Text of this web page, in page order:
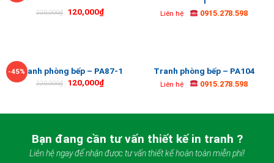
220,000₫ 120,000₫ Liên hệ 0915.278.598
-45%Tranh phòng bếp – PA87-1
220,000₫ 120,000₫
Tranh phòng bếp – PA104
Liên hệ 0915.278.598
Bạn đang cần tư vấn thiết kế in tranh ?
Liên hệ ngay để nhận được tư vấn thiết kế hoàn toàn miễn phí!